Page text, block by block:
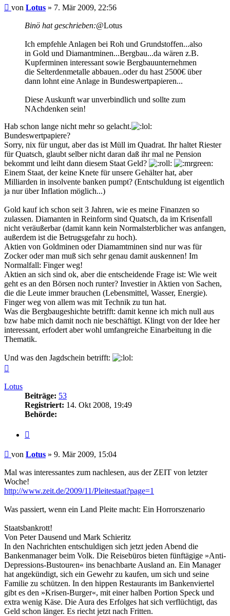
Beitrag
von Lotus » 7. Mär 2009, 22:56
Binö hat geschrieben:@Lotus
Ich empfehle Anlagen bei Roh und Grundstoffen...also
in Gold und Diamantminen...Bergbau...da wären z.B.
Kupferminen interessant sowie Bergbauunternehmen
die Selterdenmetalle abbauen..oder du hast 2500€ über
dann lohnt eine Anlage in Bundeswertpapieren...
Diese Auskunft war unverbindlich und sollte zum
NAchdenken sein!
Hab schon lange nicht mehr so gelacht.
Bundeswertpapiere?
Sorry, nix für ungut, aber das ist Müll im Quadrat. Ihr haltet Riester
für Quatsch, glaubt selber nicht daran daß ihr mal ne Pension
bekommt und leiht dann diesem Staat Geld?
Einem Staat, der keine Knete für unsere Gehälter hat, aber
Milliarden in insolvente banken pumpt? (Entschuldung ist eigentlich
ja nur über Inflation möglich...)
Gold kauf ich schon seit 3 Jahren, wie es meine Finanzen so
zulassen. Diamanten in Reinform sind Quatsch, da im Krisenfall
nicht veräußerbar (damit kann kein Normalsterblicher was anfangen,
außerdem ist die Betrugsgefahr zu hoch).
Aktien von Goldminen oder Diamamtminen sind nur was für
Zocker oder man muß sich sehr genau damit auskennen! Im
Normalfall: Finger weg!
Aktien an sich sind ok, aber die entscheidende Frage ist: Wie weit
geht es an den Börsen noch runter? Investier in Aktien von Sachen,
die die Leute immer brauchen (Lebensmittel, Wasser, Energie).
Finger weg von allem was mit Technik zu tun hat.
Was die Bergbaugeshichte betrifft: damit kenne ich mich null aus
bzw habe mich damit noch nie beschäftigt. Klingt von der Idee her
interessant, erfodert aber wohl umfangreiche Einarbeitung in die
Thematik.
Und was den Jagdschein betrifft:
Lotus
Beiträge: 53
Registriert: 14. Okt 2008, 19:49
Behörde:
Beitrag
von Lotus » 9. Mär 2009, 15:04
Mal was interessantes zum nachlesen, aus der ZEIT von letzter
Woche!
http://www.zeit.de/2009/11/Pleitestaat?page=1
Was passiert, wenn ein Land Pleite macht: Ein Horrorszenario
Staatsbankrott!
Von Peter Dausend und Mark Schieritz
In den Nachrichten entschuldigen sich jetzt jeden Abend die
Bankenmanager beim Volk. Die Reisebüros bieten fünftägige »Anti-
Depressions-Bustouren« ins benachbarte Ausland an. Ein Manager
hat angekündigt, sich ein Gewehr zu kaufen, um sich und seine
Familie zu schützen. In den hippen Restaurants im Bankenviertel
gibt es den »Krisen-Burger«, mit einer halben Portion Speck und
extra wenig Käse. Die Aura des Erfolges hat sich verflüchtigt, das
Geld schon länger. Es riecht jetzt nach Fritten.